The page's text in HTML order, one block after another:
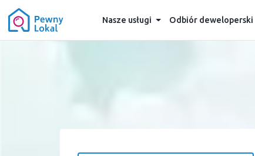
Nasze usługi Odbiór deweloperski